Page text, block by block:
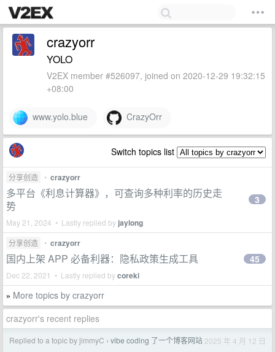
crazyorr
YOLO
V2EX member #526097, joined on 2020-12-29 19:32:15
+08:00
www.yolo.blue CrazyOrr
Switch topics list
分享创造 • crazyorr
多平台《利息计算器》，可查询多种利率的历史走
势
May 21, 2024 • Lastly replied by jaylong
3
分享创造 • crazyorr
国内上架 APP 必备利器：隐私政策生成工具
Dec 22, 2021 • Lastly replied bycoreki
45
» More topics by crazyorr
crazyorr's recent replies
Replied to a topic by jimmyC › vibe coding 了一个博客网站 2025 年 4 月 12 日